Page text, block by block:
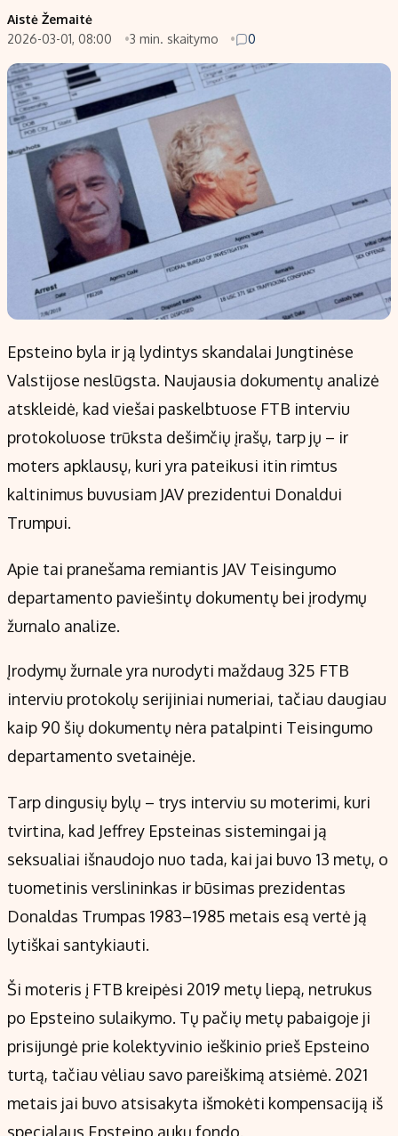
Aistė Žemaitė
2026-03-01, 08:00
3 min. skaitymo 0
Epsteino byla ir ją lydintys skandalai Jungtinėse
Valstijose neslūgsta. Naujausia dokumentų analizė
atskleidė, kad viešai paskelbtuose FTB interviu
protokoluose trūksta dešimčių įrašų, tarp jų – ir
moters apklausų, kuri yra pateikusi itin rimtus
kaltinimus buvusiam JAV prezidentui Donaldui
Trumpui.
Apie tai pranešama remiantis JAV Teisingumo
departamento paviešintų dokumentų bei įrodymų
žurnalo analize.
Įrodymų žurnale yra nurodyti maždaug 325 FTB
interviu protokolų serijiniai numeriai, tačiau daugiau
kaip 90 šių dokumentų nėra patalpinti Teisingumo
departamento svetainėje.
Tarp dingusių bylų – trys interviu su moterimi, kuri
tvirtina, kad Jeffrey Epsteinas sistemingai ją
seksualiai išnaudojo nuo tada, kai jai buvo 13 metų, o
tuometinis verslininkas ir būsimas prezidentas
Donaldas Trumpas 1983–1985 metais esą vertė ją
lytiškai santykiauti.
Ši moteris į FTB kreipėsi 2019 metų liepą, netrukus
po Epsteino sulaikymo. Tų pačių metų pabaigoje ji
prisijungė prie kolektyvinio ieškinio prieš Epsteino
turtą, tačiau vėliau savo pareiškimą atsiėmė. 2021
metais jai buvo atsisakyta išmokėti kompensaciją iš
specialaus Epsteino aukų fondo.